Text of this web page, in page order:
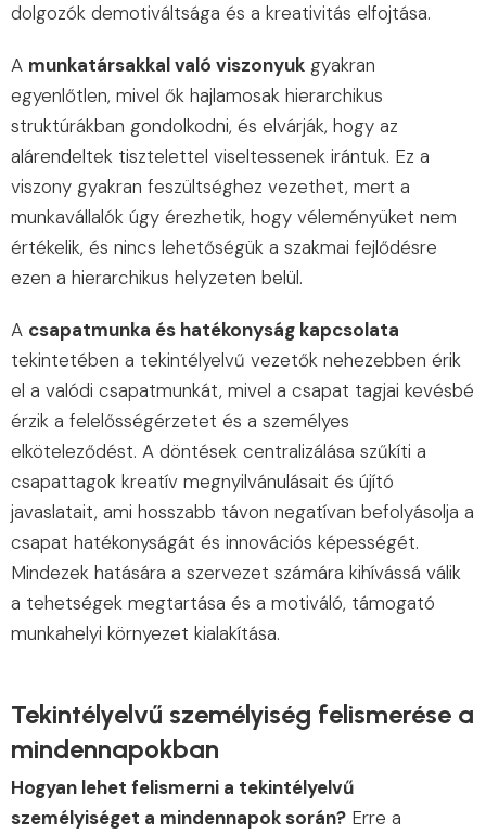
dolgozók demotiváltsága és a kreativitás elfojtása.
A munkatársakkal való viszonyuk gyakran
egyenlőtlen, mivel ők hajlamosak hierarchikus
struktúrákban gondolkodni, és elvárják, hogy az
alárendeltek tisztelettel viseltessenek irántuk. Ez a
viszony gyakran feszültséghez vezethet, mert a
munkavállalók úgy érezhetik, hogy véleményüket nem
értékelik, és nincs lehetőségük a szakmai fejlődésre
ezen a hierarchikus helyzeten belül.
A csapatmunka és hatékonyság kapcsolata
tekintetében a tekintélyelvű vezetők nehezebben érik
el a valódi csapatmunkát, mivel a csapat tagjai kevésbé
érzik a felelősségérzetet és a személyes
elköteleződést. A döntések centralizálása szűkíti a
csapattagok kreatív megnyilvánulásait és újító
javaslatait, ami hosszabb távon negatívan befolyásolja a
csapat hatékonyságát és innovációs képességét.
Mindezek hatására a szervezet számára kihívássá válik
a tehetségek megtartása és a motiváló, támogató
munkahelyi környezet kialakítása.
Tekintélyelvű személyiség felismerése a
mindennapokban
Hogyan lehet felismerni a tekintélyelvű
személyiséget a mindennapok során? Erre a